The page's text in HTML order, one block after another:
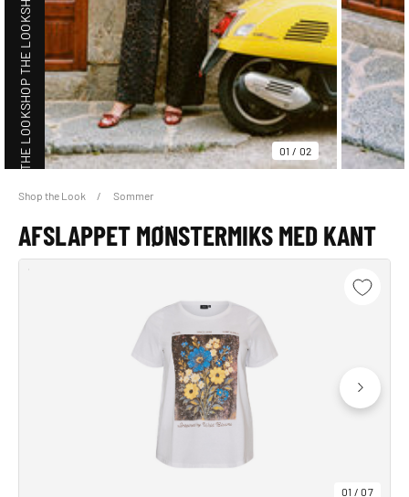
01 / 02
SHOP THE LOOK
SHOP THE LOOK
SHOP THE LOOK
Shop the Look Sommer
AFSLAPPET MØNSTERMIKS MED KANT
01 /07